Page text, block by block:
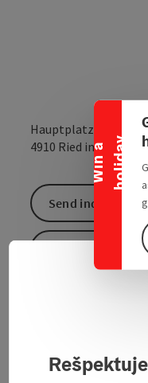
W
i
n
a
h
o
l
i
d
a y
Collapse banner
Hauptplatz 11
4910 Ried im Innkreis
Faster and more
You can find more
Send inquiry